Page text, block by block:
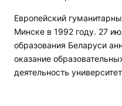
Европейский
Минске в 1992 году. 27
образования Беларуси
оказание
деятельность